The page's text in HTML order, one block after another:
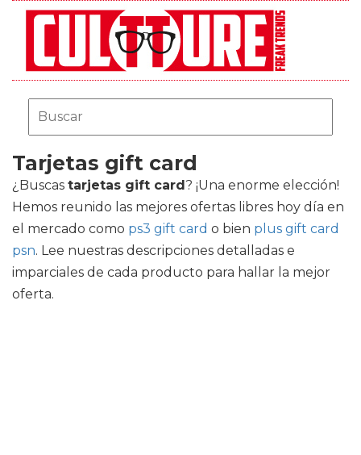
Tarjetas gift card
¿Buscas tarjetas gift card? ¡Una enorme elección!
Hemos reunido las mejores ofertas libres hoy día en
el mercado como ps3 gift card o bien plus gift card
psn. Lee nuestras descripciones detalladas e
imparciales de cada producto para hallar la mejor
oferta.